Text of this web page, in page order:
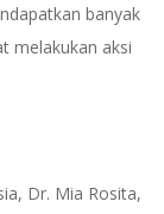
banyak
melakukan aksi
Dr. Mia Rosita,